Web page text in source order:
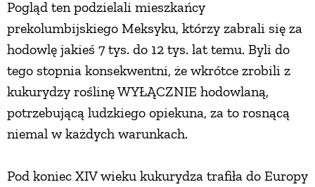
Pogląd ten podzielali mieszkańcy
prekolumbijskiego Meksyku, którzy zabrali się za
hodowlę jakieś 7 tys. do 12 tys. lat temu. Byli do
tego stopnia konsekwentni, że wkrótce zrobili z
kukurydzy roślinę WYŁĄCZNIE hodowlaną,
potrzebującą ludzkiego opiekuna, za to rosnącą
niemal w każdych warunkach.
Pod koniec XIV wieku kukurydza trafiła do Europy